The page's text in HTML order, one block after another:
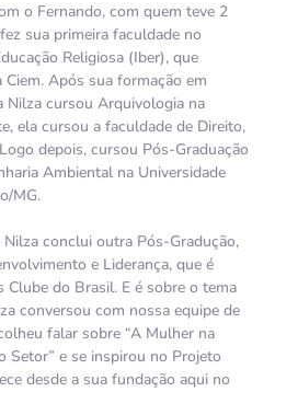
o Fernando, com quem teve 2
sua primeira faculdade no
Religiosa (Iber), que
Após sua formação em
Nilza cursou Arquivologia na
ela cursou a faculdade de Direito,
depois, cursou Pós-Graduação
Ambiental na Universidade
MG.
Nilza conclui outra Pós-Gradução,
e Liderança, que é
Clube do Brasil. E é sobre o tema
conversou com nossa equipe de
falar sobre “A Mulher na
Setor” e se inspirou no Projeto
desde a sua fundação aqui no